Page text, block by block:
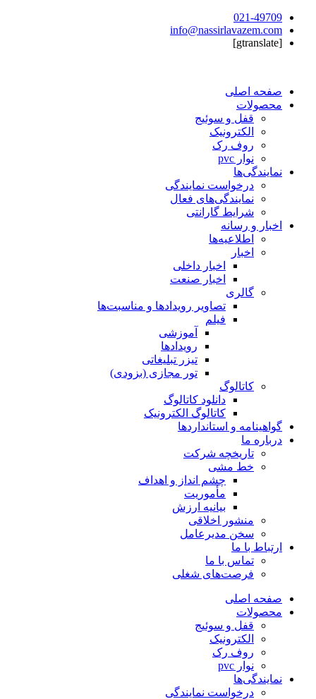
021-49709
info@nassirlavazem.com
[gtranslate]
صفحه اصلی
محصولات
قفل و سوئیج
الکترونیک
روف رک
نوار pvc
نمایندگی‌ها
درخواست نمایندگی
نمایندگی‌های فعال
شرایط گارانتی
اخبار و رسانه
اطلاعیه‌ها
اخبار
اخبار داخلی
اخبار صنعت
گالری
تصاویر رویدادها و مناسبت‌ها
فیلم
آموزشی
رویدادها
تیزر تبلیغاتی
تور مجازی (بزودی)
کاتالوگ
دانلود کاتالوگ
کاتالوگ الکترونیک
گواهینامه و استانداردها
درباره ما
تاریخچه شرکت
خط مشی
چشم انداز و اهداف
مأموریت
بیانیه ارزش
منشور اخلاقی
سخن مدیرعامل
ارتباط با ما
تماس با ما
فرصت‌های شغلی
صفحه اصلی
محصولات
قفل و سوئیج
الکترونیک
روف رک
نوار pvc
نمایندگی‌ها
درخواست نمایندگی